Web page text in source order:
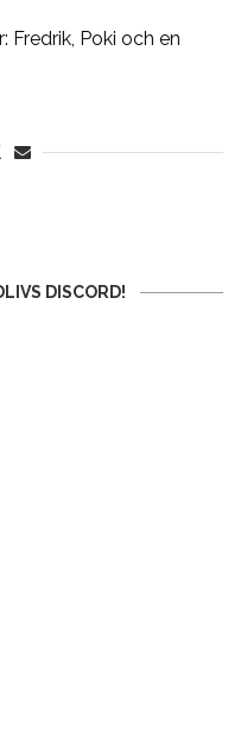
Fredrik, Poki och en
DISCORD!